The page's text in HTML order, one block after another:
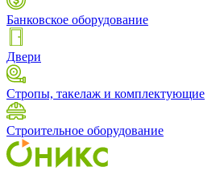
Банковское оборудование
Двери
Стропы, такелаж и комплектующие
Строительное оборудование